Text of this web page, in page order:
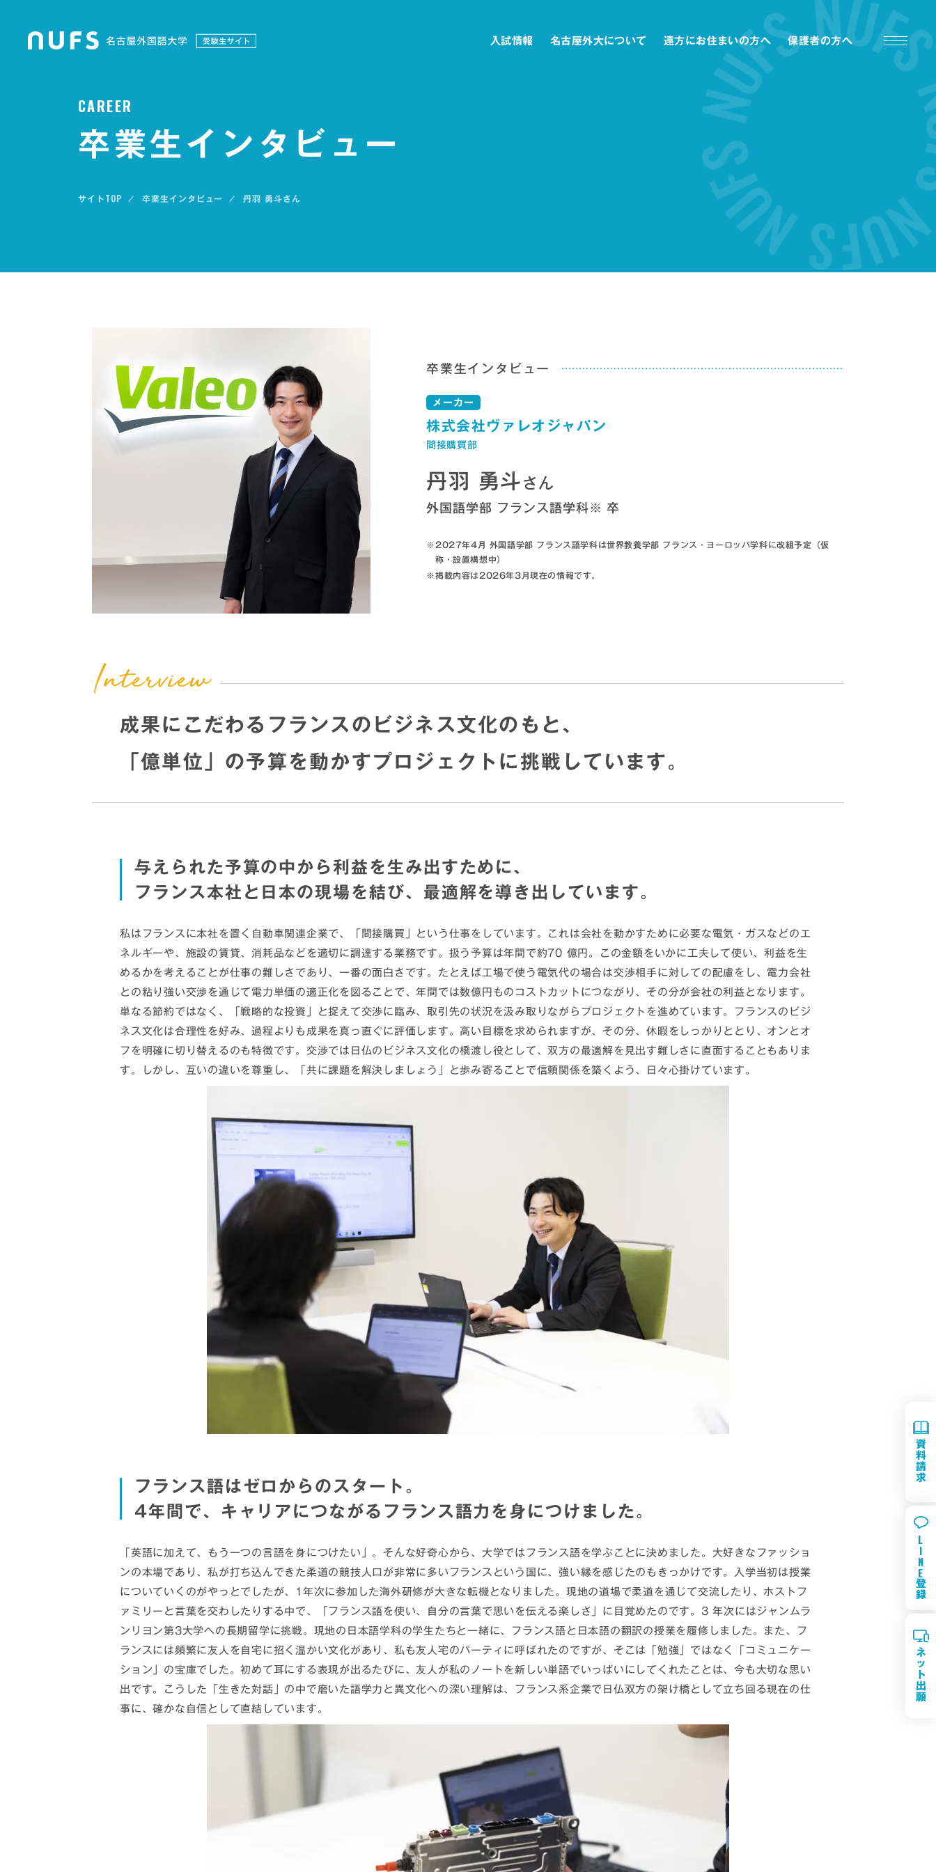
入試情報 名古屋外大について 遠方にお住まいの方へ 保護者の方へ
CAREER
卒業生インタビュー
サイト TOP 卒業生インタビュー 丹羽 勇斗さん
卒業生インタビュー
メーカー
株式会社ヴァレオジャパン
間接購買部
丹羽 勇斗 さん
外国語学部 フランス語学科※ 卒
2027年4月 外国語学部 フランス語学科は世界教養学部 フランス・ヨーロッパ学科に改組予定（仮
称・設置構想中）
掲載内容は2026年3月現在の情報です。
成果にこだわるフランスのビジネス文化のもと、
「億単位」の予算を動かすプロジェクトに挑戦しています。
与えられた予算の中から利益を生み出すために、
フランス本社と日本の現場を結び、最適解を導き出しています。
私はフランスに本社を置く自動車関連企業で、「間接購買」という仕事をしています。これは会社を動かすために必要な電気・ガスなどのエ
ネルギーや、施設の賃貸、消耗品などを適切に調達する業務です。扱う予算は年間で約70 億円。この金額をいかに工夫して使い、利益を生
めるかを考えることが仕事の難しさであり、一番の面白さです。たとえば工場で使う電気代の場合は交渉相手に対しての配慮をし、電力会社
との粘り強い交渉を通じて電力単価の適正化を図ることで、年間では数億円ものコストカットにつながり、その分が会社の利益となります。
単なる節約ではなく、「戦略的な投資」と捉えて交渉に臨み、取引先の状況を汲み取りながらプロジェクトを進めています。フランスのビジ
ネス文化は合理性を好み、過程よりも成果を真っ直ぐに評価します。高い目標を求められますが、その分、休暇をしっかりととり、オンとオ
フを明確に切り替えるのも特徴です。交渉では日仏のビジネス文化の橋渡し役として、双方の最適解を見出す難しさに直面することもありま
す。しかし、互いの違いを尊重し、「共に課題を解決しましょう」と歩み寄ることで信頼関係を築くよう、日々心掛けています。
フランス語はゼロからのスタート。
4年間で、キャリアにつながるフランス語力を身につけました。
「英語に加えて、もう一つの言語を身につけたい」。そんな好奇心から、大学ではフランス語を学ぶことに決めました。大好きなファッショ
ンの本場であり、私が打ち込んできた柔道の競技人口が非常に多いフランスという国に、強い縁を感じたのもきっかけです。入学当初は授業
についていくのがやっとでしたが、1年次に参加した海外研修が大きな転機となりました。現地の道場で柔道を通じて交流したり、ホストフ
ァミリーと言葉を交わしたりする中で、「フランス語を使い、自分の言葉で思いを伝える楽しさ」に目覚めたのです。3 年次にはジャンムラ
ンリヨン第3大学への長期留学に挑戦。現地の日本語学科の学生たちと一緒に、フランス語と日本語の翻訳の授業を履修しました。また、フ
ランスには頻繁に友人を自宅に招く温かい文化があり、私も友人宅のパーティに呼ばれたのですが、そこは「勉強」ではなく「コミュニケー
ション」の宝庫でした。初めて耳にする表現が出るたびに、友人が私のノートを新しい単語でいっぱいにしてくれたことは、今も大切な思い
出です。こうした「生きた対話」の中で磨いた語学力と異文化への深い理解は、フランス系企業で日仏双方の架け橋として立ち回る現在の仕
事に、確かな自信として直結しています。
資
料
請
求
L
I
N
E
登
録
ネ
ッ
ト
出
願